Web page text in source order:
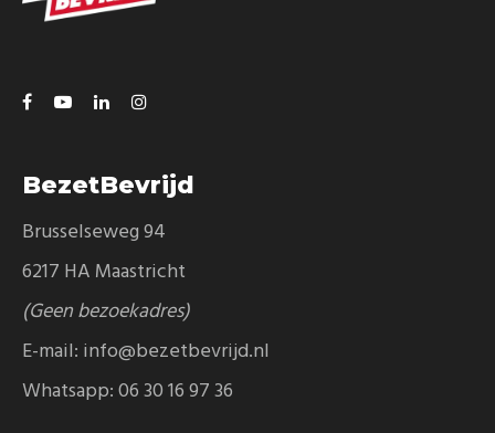
BezetBevrijd
Brusselseweg 94
6217 HA Maastricht
(Geen bezoekadres)
E-mail: info@bezetbevrijd.nl
Whatsapp:06 30 16 97 36